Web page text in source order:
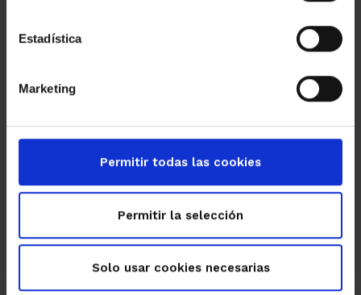
Estadística
Marketing
Permitir todas las cookies
Permitir la selección
Solo usar cookies necesarias
no solo del proceso de transformación de la plaza de
, sino también de la evolución de este lugar a lo
← →